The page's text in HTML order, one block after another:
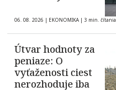
06. 08. 2026 | EKONOMIKA | 3 min. čítania
Útvar hodnoty za
peniaze: O
vyťaženosti ciest
nerozhoduje iba